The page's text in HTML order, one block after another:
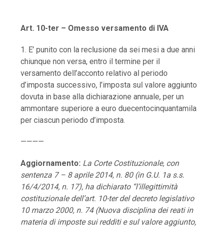
Art. 10-ter – Omesso versamento di IVA
1. E’ punito con la reclusione da sei mesi a due anni
chiunque non versa, entro il termine per il
versamento dell’acconto relativo al periodo
d’imposta successivo, l’imposta sul valore aggiunto
dovuta in base alla dichiarazione annuale, per un
ammontare superiore a euro duecentocinquantamila
per ciascun periodo d’imposta.
————
Aggiornamento: La Corte Costituzionale, con
sentenza 7 – 8 aprile 2014, n. 80 (in G.U. 1a s.s.
16/4/2014, n. 17), ha dichiarato “l’illegittimità
costituzionale dell’art. 10-ter del decreto legislativo
10 marzo 2000, n. 74 (Nuova disciplina dei reati in
materia di imposte sui redditi e sul valore aggiunto,